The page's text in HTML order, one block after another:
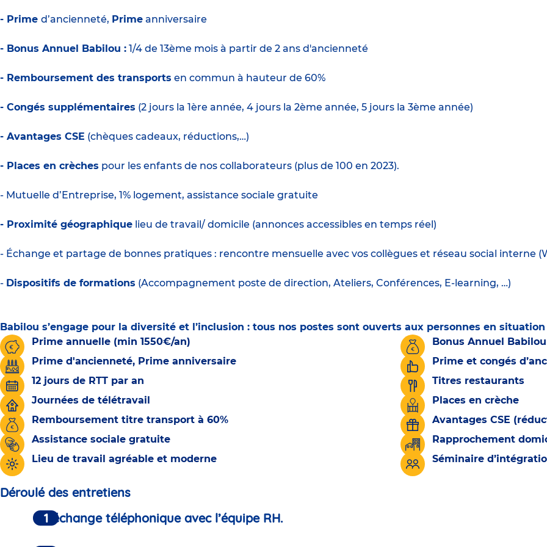
- Prime d’ancienneté, Prime anniversaire
- Bonus Annuel Babilou : 1/4 de 13ème mois à partir de 2 ans d'ancienneté
- Remboursement des transports en commun à hauteur de 60%
- Congés supplémentaires (2 jours la 1ère année, 4 jours la 2ème année, 5 jours la 3ème année)
- Avantages CSE (chèques cadeaux, réductions,…)
- Places en crèches pour les enfants de nos collaborateurs (plus de 100 en 2023).
- Mutuelle d’Entreprise, 1% logement, assistance sociale gratuite
- Proximité géographique lieu de travail/ domicile (annonces accessibles en temps réel)
- Échange et partage de bonnes pratiques : rencontre mensuelle avec vos collègues et réseau social interne
- Dispositifs de formations (Accompagnement poste de direction, Ateliers, Conférences, E-learning, …)
Babilou s’engage pour la diversité et l’inclusion : tous nos postes sont ouverts aux personnes en
Prime annuelle (min 1550€/an)
Bonus Annuel Babilou
Prime d'ancienneté, Prime anniversaire
Prime et congés
12 jours de RTT par an
Titres restaurants
Journées de télétravail
Places en crèche
Remboursement titre transport à 60%
Avantages CSE
Assistance sociale gratuite
Rapprochement
Lieu de travail agréable et moderne
Séminaire
Déroulé des entretiens
Un échange téléphonique avec l’équipe RH.